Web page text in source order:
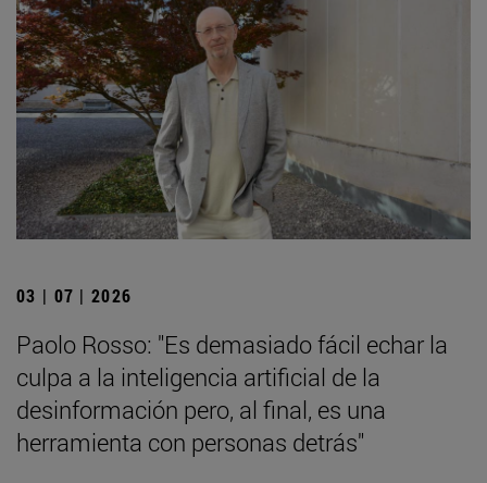
03 | 07 | 2026
Paolo Rosso: "Es demasiado fácil echar la
culpa a la inteligencia artificial de la
desinformación pero, al final, es una
herramienta con personas detrás"